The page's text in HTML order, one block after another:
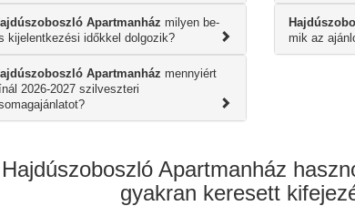
Apartmanház milyen be-
kijelentkezési időkkel dolgozik?
Apartmanház mennyiért
2026-2027 szilveszteri
mik az
Hajdúszoboszló Apartmanház
gyakran keresett